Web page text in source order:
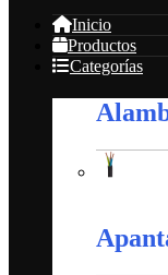
Inicio
Productos
Categorías